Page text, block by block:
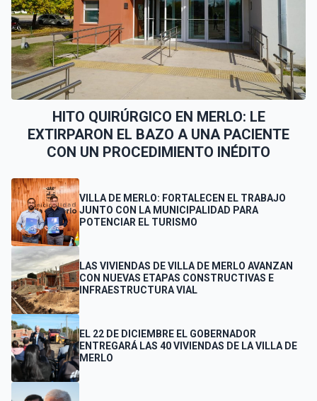
HITO QUIRÚRGICO EN MERLO: LE
EXTIRPARON EL BAZO A UNA PACIENTE
CON UN PROCEDIMIENTO INÉDITO
VILLA DE MERLO: FORTALECEN EL TRABAJO
JUNTO CON LA MUNICIPALIDAD PARA
POTENCIAR EL TURISMO
LAS VIVIENDAS DE VILLA DE MERLO AVANZAN
CON NUEVAS ETAPAS CONSTRUCTIVAS E
INFRAESTRUCTURA VIAL
EL 22 DE DICIEMBRE EL GOBERNADOR
ENTREGARÁ LAS 40 VIVIENDAS DE LA VILLA DE
MERLO